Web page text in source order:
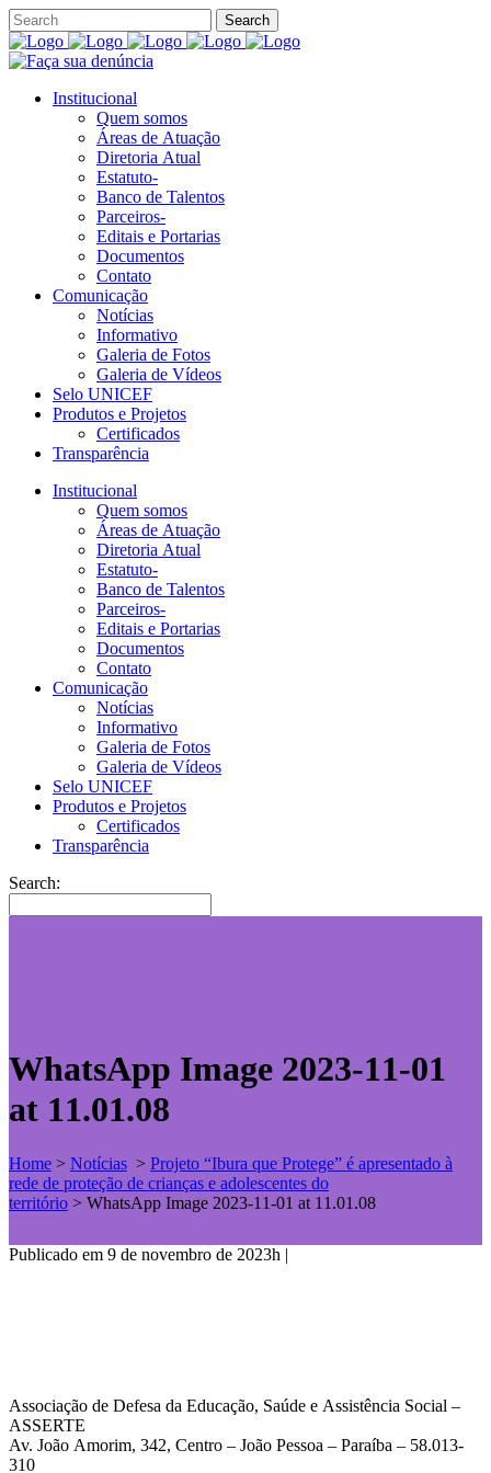
Institucional
Quem somos
Áreas de Atuação
Diretoria Atual
Estatuto-
Banco de Talentos
Parceiros-
Editais e Portarias
Documentos
Contato
Comunicação
Notícias
Informativo
Galeria de Fotos
Galeria de Vídeos
Selo UNICEF
Produtos e Projetos
Certificados
Transparência
Institucional
Quem somos
Áreas de Atuação
Diretoria Atual
Estatuto-
Banco de Talentos
Parceiros-
Editais e Portarias
Documentos
Contato
Comunicação
Notícias
Informativo
Galeria de Fotos
Galeria de Vídeos
Selo UNICEF
Produtos e Projetos
Certificados
Transparência
Search:
WhatsApp Image 2023-11-01
at 11.01.08
Home > Notícias > Projeto “Ibura que Protege” é apresentado à
rede de proteção de crianças e adolescentes do
território > WhatsApp Image 2023-11-01 at 11.01.08
Publicado em 9 de novembro de 2023h |
Associação de Defesa da Educação, Saúde e Assistência Social –
ASSERTE
Av. João Amorim, 342, Centro – João Pessoa – Paraíba – 58.013-
310